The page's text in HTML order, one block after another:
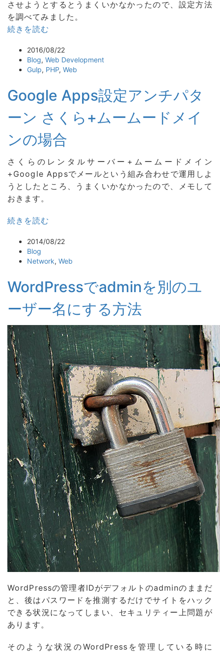
させようとするとうまくいかなかったので、設定方法
を調べてみました。
続きを読む
2016/08/22
Blog, Web Development
Gulp, PHP, Web
Google Apps設定アンチパタ
ーン さくら+ムームードメイ
ンの場合
さくらのレンタルサーバー+ムームードメイン
+Google Appsでメールという組み合わせで運用しよ
うとしたところ、うまくいかなかったので、メモして
おきます。
続きを読む
2014/08/22
Blog
Network, Web
WordPressでadminを別のユ
ーザー名にする方法
WordPressの管理者IDがデフォルトのadminのままだ
と、後はパスワードを推測するだけでサイトをハック
できる状況になってしまい、セキュリティー上問題が
あります。
そのような状況のWordPressを管理している時に